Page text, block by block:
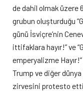
de dahil olmak üzere
grubun oluşturduğu
günü İsviçre’nin
ittifaklara hayır!” ve
emperyalizme
Trump ve diğer
zirvesini protesto etti.